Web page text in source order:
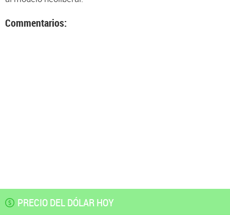
Commentarios:
PRECIO DEL DÓLAR HOY